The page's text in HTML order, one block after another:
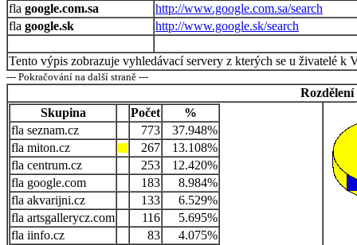
google.com.sa
http://www.google.com.sa/search
google.sk
http://www.google.sk/search
Tento výpis zobrazuje vyhledávací servery z kterých se u živatelé k
--- Pokračování na další straně ---
Skupina
Počet
%
seznam.cz
773
37.948%
miton.cz
267
13.108%
centrum.cz
253
12.420%
google.com
183
8.984%
akvarijni.cz
133
6.529%
artsgallerycz.com
116
5.695%
iinfo.cz
83
4.075%